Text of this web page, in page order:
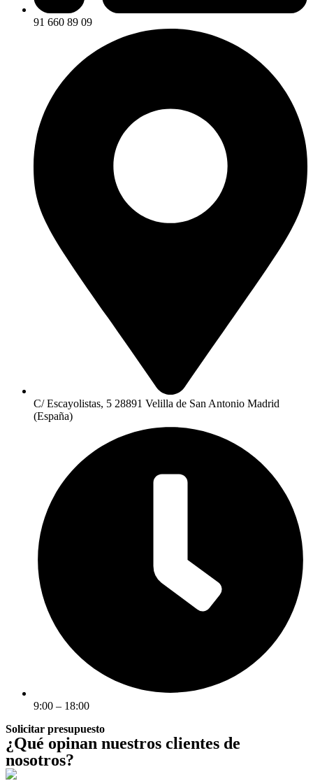
91 660 89 09
C/ Escayolistas, 5 28891 Velilla de San Antonio Madrid
(España)
9:00 – 18:00
Solicitar presupuesto
¿Qué opinan nuestros clientes de
nosotros?